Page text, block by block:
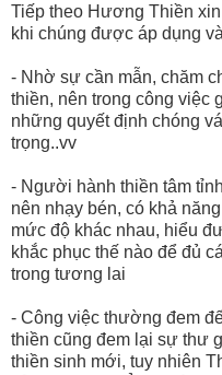
Tiếp theo Hương Thiền
khi chúng được áp dụng
- Nhờ sự cần mẫn, chăm
thiền, nên trong công việc
những quyết định chóng
trọng..vv
- Người hành thiền tâm
nên nhạy bén, có khả
mức độ khác nhau, hiểu
khắc phục thế nào để đủ
trong tương lai
- Công việc thường đem
thiền cũng đem lại sự thư
thiền sinh mới, tuy nhiên